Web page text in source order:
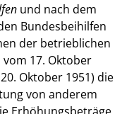
und nach dem
Bundesbeihilfen
der betrieblichen
17. Oktober
Oktober 1951) die
von anderem